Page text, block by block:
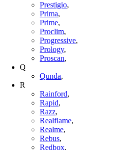
Prestigio,
Prima,
Prime,
Proclim,
Progressive,
Prology,
Proscan,
Q
Qunda,
R
Rainford,
Rapid,
Razz,
Realflame,
Realme,
Rebus,
Redbox,